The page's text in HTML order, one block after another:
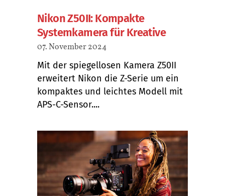
Nikon Z50II: Kompakte
Systemkamera für Kreative
07. November 2024
Mit der spiegellosen Kamera Z50II
erweitert Nikon die Z-Serie um ein
kompaktes und leichtes Modell mit
APS-C-Sensor....